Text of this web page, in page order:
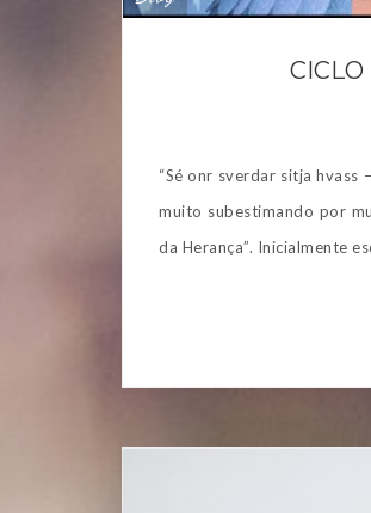
“Sé onr sverdar sitja hvass
muito subestimando por
da Herança”. Inicialmente